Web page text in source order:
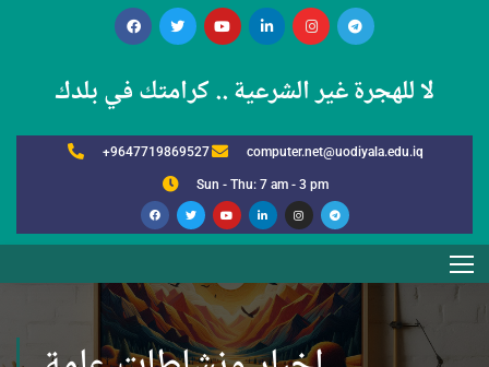
لا للهجرة غير الشرعية .. كرامتك في بلدك
+9647719869527 computer.net@uodiyala.edu.iq
Sun - Thu: 7 am - 3 pm